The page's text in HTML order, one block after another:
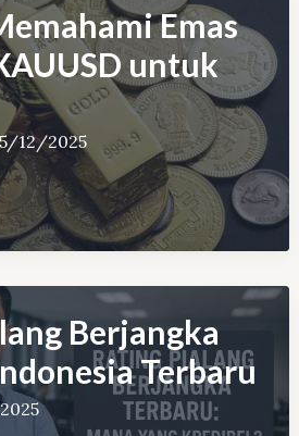
Emas
untuk
12/2025
Berjangka
Terbaru